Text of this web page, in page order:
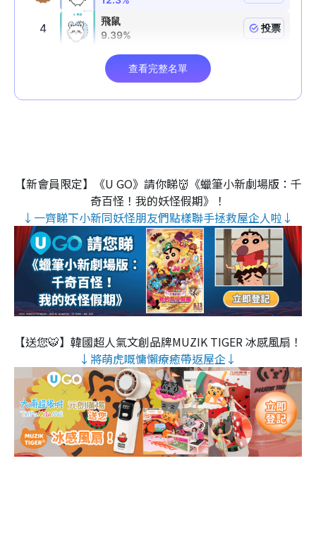
【新會員限定】《U GO》請你睇👹《蠟筆小新劇場版：千
奇百怪！我的妖怪假期》！
↓一齊睇下小新同妖怪朋友們點樣聯手拯救屋企人啦↓
【送您🐯】韓國超人氣文創品牌MUZIK TIGER 冰感風扇！
↓將萌虎嘅慵懶療癒帶返屋企↓